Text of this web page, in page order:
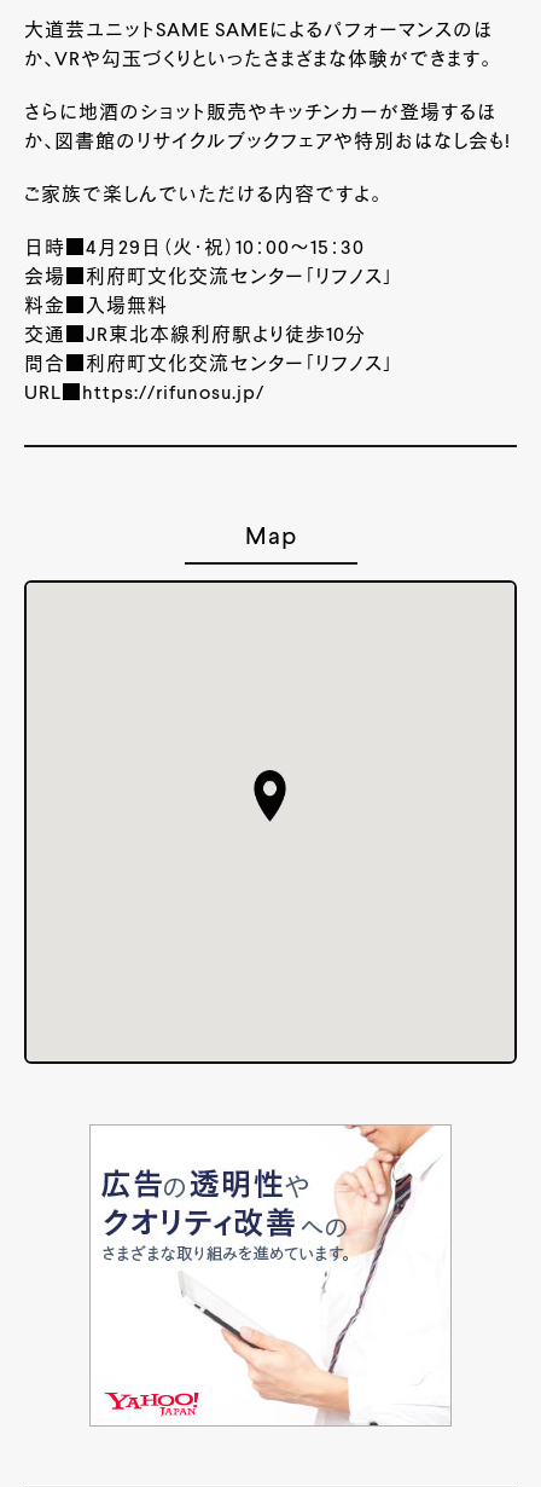
大道芸ユニットSAME SAMEによるパフォーマンスのほ
か、VRや勾玉づくりといったさまざまな体験ができます。
さらに地酒のショット販売やキッチンカーが登場するほ
か、図書館のリサイクルブックフェアや特別おはなし会も!
ご家族で楽しんでいただける内容ですよ。
日時■4月29日（火・祝）10：00～15：30
会場■利府町文化交流センター「リフノス」
料金■入場無料
交通■JR東北本線利府駅より徒歩10分
問合■利府町文化交流センター「リフノス」
URL■https://rifunosu.jp/
Map